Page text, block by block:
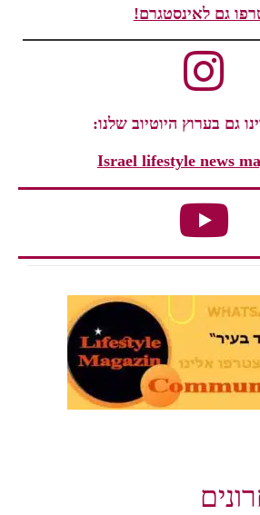
גם לאינסטגרם!
גם בערוץ היוטיוב שלנו:
Israel lifestyle news